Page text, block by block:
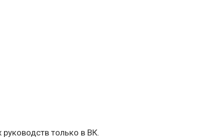
только в ВК.